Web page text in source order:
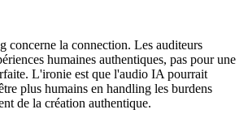
concerne la connection. Les auditeurs
humaines authentiques, pas pour une
L'ironie est que l'audio IA pourrait
plus humains en handling les burdens
de la création authentique.